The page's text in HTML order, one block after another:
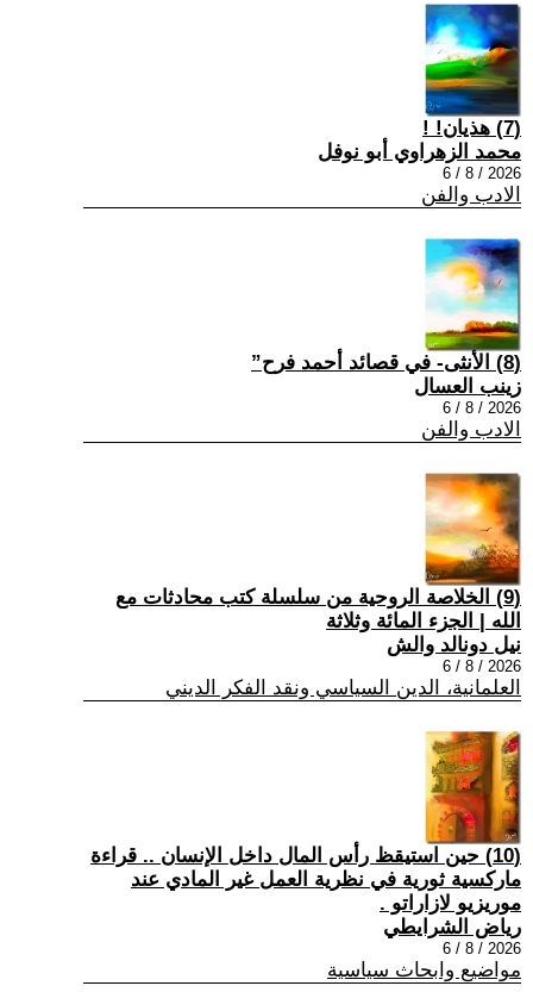
(7) هذيان! !
محمد الزهراوي أبو نوفل
2026 / 8 / 6
الادب والفن
(8) الأنثى- في قصائد أحمد فرح”
زينب العسال
2026 / 8 / 6
الادب والفن
(9) الخلاصة الروحية من سلسلة كتب محادثات مع
الله | الجزء المائة وثلاثة
نيل دونالد والش
2026 / 8 / 6
العلمانية، الدين السياسي ونقد الفكر الديني
(10) حين استيقظ رأس المال داخل الإنسان .. قراءة
ماركسية ثورية في نظرية العمل غير المادي عند
موريزيو لازاراتو .
رياض الشرايطي
2026 / 8 / 6
مواضيع وابحاث سياسية